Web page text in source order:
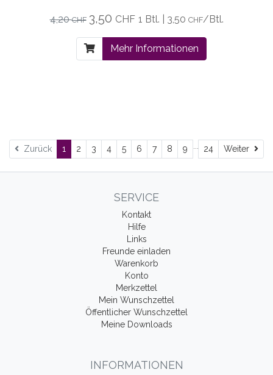
4,20CHF 3,50 CHF 1 Btl. | 3,50 CHF/Btl.
Mehr Informationen
Zurück 1 2 3 4 5 6 7 8 9 24 Weiter
SERVICE
Kontakt
Hilfe
Links
Freunde einladen
Warenkorb
Konto
Merkzettel
Mein Wunschzettel
Öffentlicher Wunschzettel
Meine Downloads
INFORMATIONEN